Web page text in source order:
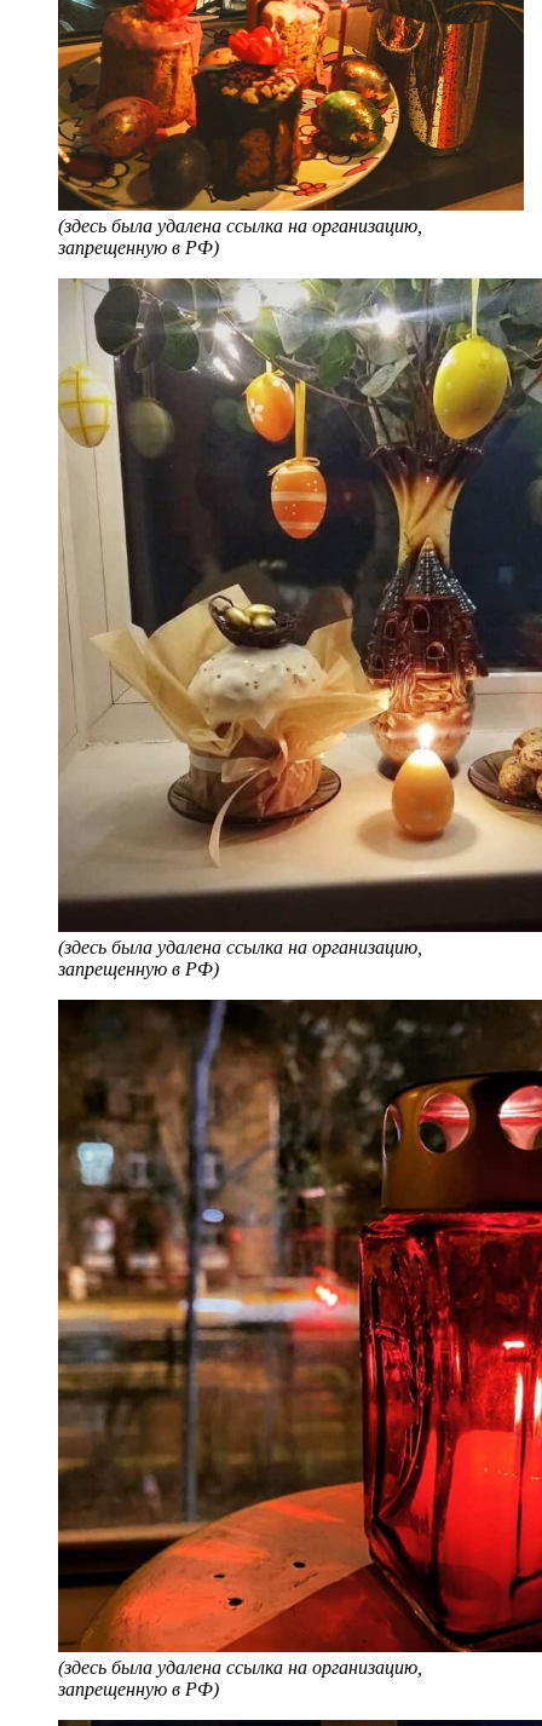
(здесь была удалена ссылка на организацию,
запрещенную в РФ)
(здесь была удалена ссылка на организацию,
запрещенную в РФ)
(здесь была удалена ссылка на организацию,
запрещенную в РФ)